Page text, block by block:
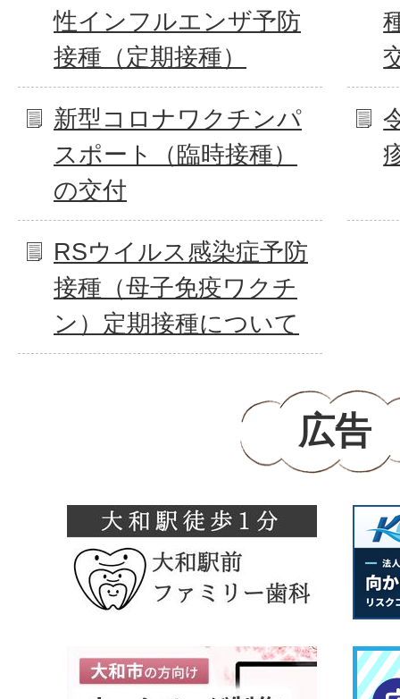
性インフルエンザ予防
接種（定期接種）
新型コロナワクチンパ
スポート（臨時接種）
の交付
RSウイルス感染症予防
接種（母子免疫ワクチ
ン）定期接種について
広告